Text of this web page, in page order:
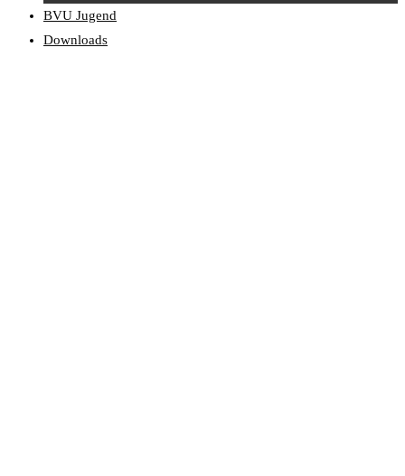
BVU Jugend
Downloads